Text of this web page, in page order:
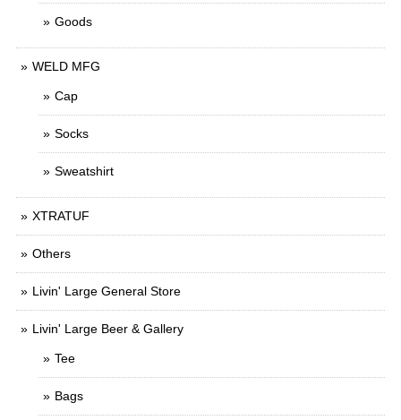
Goods
WELD MFG
Cap
Socks
Sweatshirt
XTRATUF
Others
Livin' Large General Store
Livin' Large Beer & Gallery
Tee
Bags